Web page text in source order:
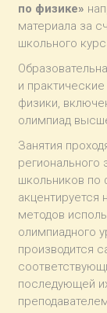
по физике»
материала за
школьного
и
физики,
олимпиад
Занятия
школьников по
методов
олимпиадного
производится
последующей